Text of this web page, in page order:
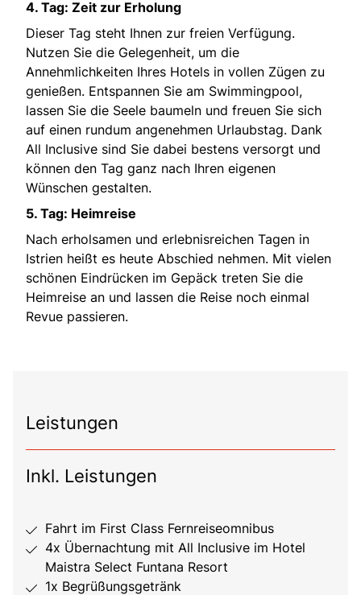
4. Tag: Zeit zur Erholung
Dieser Tag steht Ihnen zur freien Verfügung.
Nutzen Sie die Gelegenheit, um die
Annehmlichkeiten Ihres Hotels in vollen Zügen zu
genießen. Entspannen Sie am Swimmingpool,
lassen Sie die Seele baumeln und freuen Sie sich
auf einen rundum angenehmen Urlaubstag. Dank
All Inclusive sind Sie dabei bestens versorgt und
können den Tag ganz nach Ihren eigenen
Wünschen gestalten.
5. Tag: Heimreise
Nach erholsamen und erlebnisreichen Tagen in
Istrien heißt es heute Abschied nehmen. Mit vielen
schönen Eindrücken im Gepäck treten Sie die
Heimreise an und lassen die Reise noch einmal
Revue passieren.
Leistungen
Inkl. Leistungen
Fahrt im First Class Fernreiseomnibus
4x Übernachtung mit All Inclusive im Hotel
Maistra Select Funtana Resort
1x Begrüßungsgetränk